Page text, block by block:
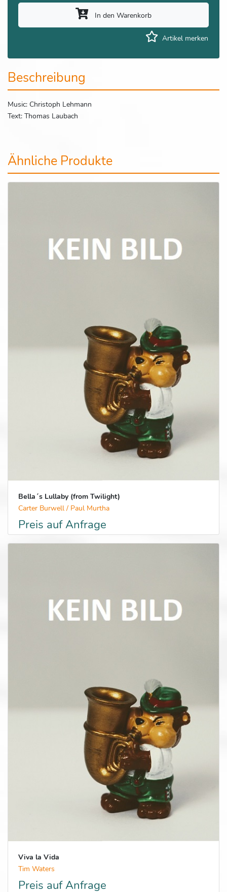
In den Warenkorb
Artikel merken
Beschreibung
Music: Christoph Lehmann
Text: Thomas Laubach
Ähnliche Produkte
Bella´s Lullaby (from Twilight)
Carter Burwell / Paul Murtha
Preis auf Anfrage
Viva la Vida
Tim Waters
Preis auf Anfrage